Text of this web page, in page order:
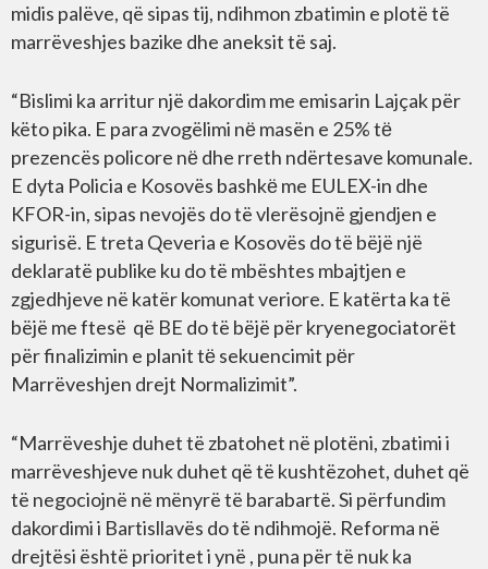
midis palëve, që sipas tij, ndihmon zbatimin e plotë të
marrëveshjes bazike dhe aneksit të saj.
“Bislimi ka arritur një dakordim me emisarin Lajçak për
këto pika. E para zvogëlimi nё masën e 25% tё
prezencës policore nё dhe rreth ndërtesave komunale.
E dyta Policia e Kosovës bashkё me EULEX-in dhe
KFOR-in, sipas nevojës do të vlerësojnë gjendjen e
sigurisë. E treta Qeveria e Kosovës do të bëjë një
deklaratë publike ku do të mbështes mbajtjen e
zgjedhjeve në katër komunat veriore. E katërta ka të
bëjë me ftesë që BE do të bëjë për kryenegociatorët
për finalizimin e planit tё sekuencimit pёr
Marrëveshjen drejt Normalizimit”.
“Marrëveshje duhet të zbatohet në plotëni, zbatimi i
marrëveshjeve nuk duhet që të kushtëzohet, duhet që
të negociojnë në mënyrë të barabartë. Si përfundim
dakordimi i Bartisllavës do të ndihmojë. Reforma në
drejtësi është prioritet i ynë , puna për të nuk ka